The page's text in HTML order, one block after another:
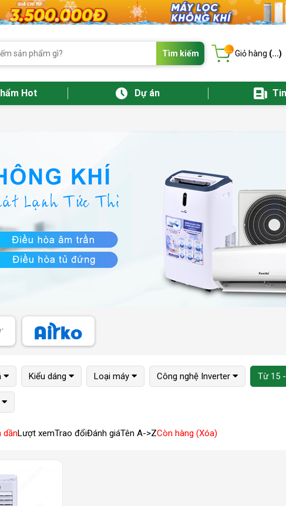
Tìm kiếm ... Giỏ hàng (...)
Hot Dự án
Kiểu dáng Loại máy Công nghệ Inverter Từ 15
dầnLượt xemTrao đổiĐánh giáTên A->ZCòn hàng (Xóa)